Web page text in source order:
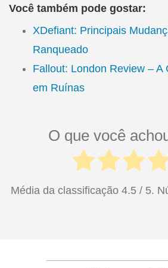
Você também pode gostar:
XDefiant: Principais
Ranqueado
Fallout: London Review – A
em Ruínas
O que você
Média da classificação 4.5/ 5.